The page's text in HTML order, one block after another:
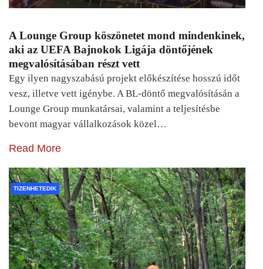
A Lounge Group köszönetet mond mindenkinek,
aki az UEFA Bajnokok Ligája döntőjének
megvalósításában részt vett
Egy ilyen nagyszabású projekt előkészítése hosszú időt
vesz, illetve vett igénybe. A BL-döntő megvalósításán a
Lounge Group munkatársai, valamint a teljesítésbe
bevont magyar vállalkozások közel…
Read More
TIZENHETEDIK